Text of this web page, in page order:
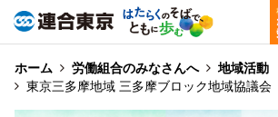
ホーム 労働組合のみなさんへ
地域活動
東京三多摩地域 三多摩ブロック地域協議会